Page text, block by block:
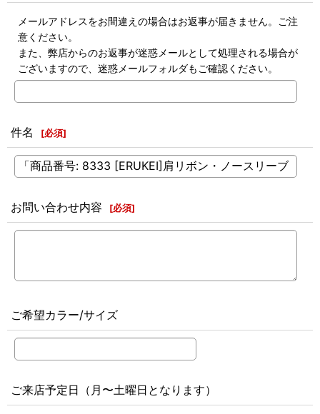
メールアドレスをお間違えの場合はお返事が届きません。ご注
意ください。
また、弊店からのお返事が迷惑メールとして処理される場合が
ございますので、迷惑メールフォルダもご確認ください。
件名 [必須]
お問い合わせ内容 [必須]
ご希望カラー/サイズ
ご来店予定日（月〜土曜日となります）